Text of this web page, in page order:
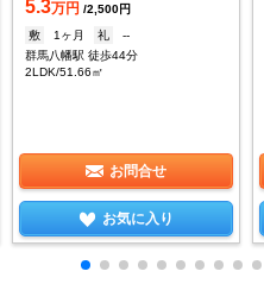
5.3万円 /2,500円
敷
1ヶ月 礼
--
群馬八幡駅 徒歩44分
2LDK/51.66㎡
お問合せ
お気に入り